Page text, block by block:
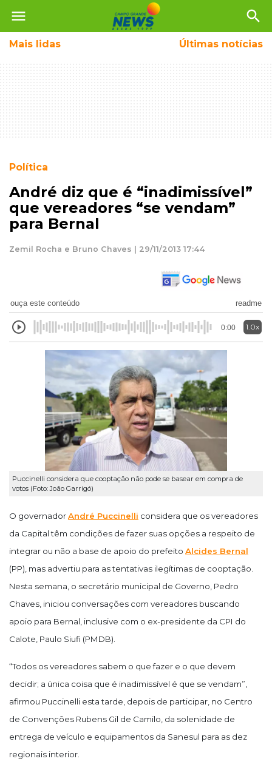
menu search
Mais lidas Últimas notícias
Política
André diz que é “inadimissível”
que vereadores “se vendam”
para Bernal
Zemil Rocha e Bruno Chaves | 29/11/2013 17:44
ouça este conteúdo readme
0:00 1.0x
Puccinelli considera que cooptação não pode se basear em compra de
votos (Foto: João Garrigó)
O governadorAndré Puccinelli considera que os vereadores
da Capital têm condições de fazer suas opções a respeito de
integrar ou não a base de apoio do prefeito Alcides Bernal
(PP), mas advertiu para as tentativas ilegítimas de cooptação.
Nesta semana, o secretário municipal de Governo, Pedro
Chaves, iniciou conversações com vereadores buscando
apoio para Bernal, inclusive com o ex-presidente da CPI do
Calote, Paulo Siufi (PMDB).
“Todos os vereadores sabem o que fazer e o que devem
decidir; a única coisa que é inadimissível é que se vendam”,
afirmou Puccinelli esta tarde, depois de participar, no Centro
de Convenções Rubens Gil de Camilo, da solenidade de
entrega de veículo e equipamentos da Sanesul para as dez
regionais interior.